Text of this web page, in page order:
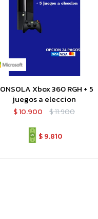
Xbox 360 RGH + 5
juegos a eleccion
$10.900 $11.900
$ 9.810